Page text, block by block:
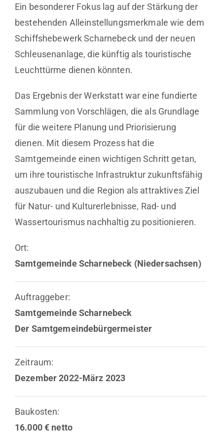
Ein besonderer Fokus lag auf der Stärkung der
bestehenden Alleinstellungsmerkmale wie dem
Schiffshebewerk Scharnebeck und der neuen
Schleusenanlage, die künftig als touristische
Leuchttürme dienen könnten.
Das Ergebnis der Werkstatt war eine fundierte
Sammlung von Vorschlägen, die als Grundlage
für die weitere Planung und Priorisierung
dienen. Mit diesem Prozess hat die
Samtgemeinde einen wichtigen Schritt getan,
um ihre touristische Infrastruktur zukunftsfähig
auszubauen und die Region als attraktives Ziel
für Natur- und Kulturerlebnisse, Rad- und
Wassertourismus nachhaltig zu positionieren.
Ort:
Samtgemeinde Scharnebeck (Niedersachsen)
Auftraggeber:
Samtgemeinde Scharnebeck
Der Samtgemeindebürgermeister
Zeitraum:
Dezember 2022-März 2023
Baukosten:
16.000 € netto